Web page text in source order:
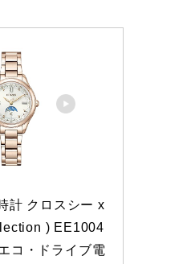
計 クロスシー x
) EE1004
コ・ドライブ電